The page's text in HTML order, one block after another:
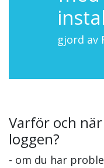
gjord av
Varför och
loggen?
- om du har